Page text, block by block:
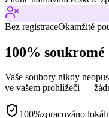
Bez registraceOkamžitě
100% soukromé
Vaše soubory nikdy
ve vašem prohlížeči —
100%zpracováno